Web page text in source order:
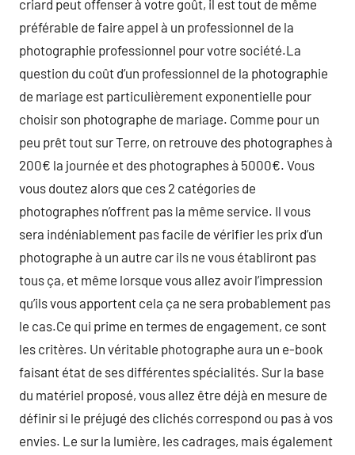
criard peut offenser à votre goût, il est tout de même
préférable de faire appel à un professionnel de la
photographie professionnel pour votre société.La
question du coût d’un professionnel de la photographie
de mariage est particulièrement exponentielle pour
choisir son photographe de mariage. Comme pour un
peu prêt tout sur Terre, on retrouve des photographes à
200€ la journée et des photographes à 5000€. Vous
vous doutez alors que ces 2 catégories de
photographes n’offrent pas la même service. Il vous
sera indéniablement pas facile de vérifier les prix d’un
photographe à un autre car ils ne vous établiront pas
tous ça, et même lorsque vous allez avoir l’impression
qu’ils vous apportent cela ça ne sera probablement pas
le cas.Ce qui prime en termes de engagement, ce sont
les critères. Un véritable photographe aura un e-book
faisant état de ses différentes spécialités. Sur la base
du matériel proposé, vous allez être déjà en mesure de
définir si le préjugé des clichés correspond ou pas à vos
envies. Le sur la lumière, les cadrages, mais également